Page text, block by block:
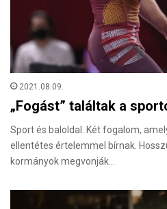
2021.08.09.
„Fogást” találtak a
Sport és baloldal. Két fogalom,
ellentétes értelemmel bírnak.
kormányok megvonják…